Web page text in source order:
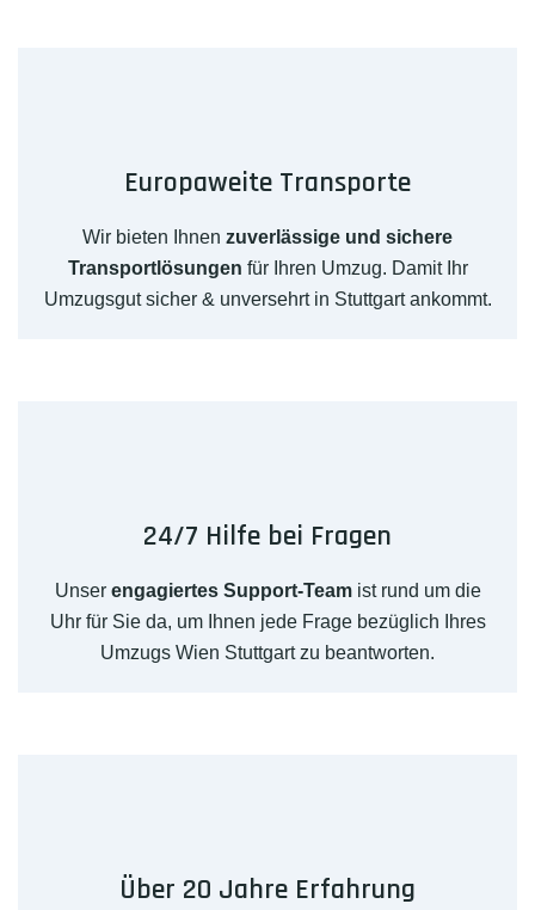
Europaweite Transporte
Wir bieten Ihnen zuverlässige und sichere
Transportlösungen für Ihren Umzug. Damit Ihr
Umzugsgut sicher & unversehrt in Stuttgart ankommt.
24/7 Hilfe bei Fragen
Unser engagiertes Support-Teamist rund um die
Uhr für Sie da, um Ihnen jede Frage bezüglich Ihres
Umzugs Wien Stuttgart zu beantworten.
Über 20 Jahre Erfahrung